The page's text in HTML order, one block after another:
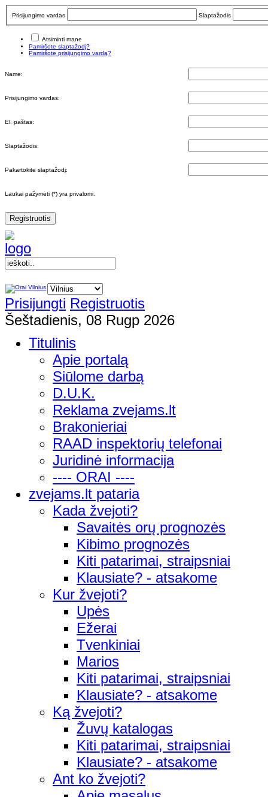
Prisijungimo vardas Slaptažodis
Atsiminti mane
Pamiršote slaptažodį?
Pamiršote prisijungimo vardą?
Name:
Prisijungimo vardas:
El. paštas:
Slaptažodis:
Pakartokite slaptažodį:
Laukai pažymėti (*) yra privalomi.
Registruotis
Prisijungti Registruotis
Šeštadienis, 08 Rugp 2026
Titulinis
Apie portalą
Siūlome darbą
D.U.K.
Reklama zvejams.lt
Brakonieriai
RAAD inspektorių telefonai
Juridinė informacija
---- ORAI ----
zvejams.lt pataria
Kada žvejoti?
Savaitės orų prognozės
Kibimo prognozės
Kiti patarimai, straipsniai
Klausiate? - atsakome
Kur žvejoti?
Upės
Ežerai
Tvenkiniai
Marios
Kiti patarimai, straipsniai
Klausiate? - atsakome
Ką žvejoti?
Žuvų katalogas
Kiti patarimai, straipsniai
Klausiate? - atsakome
Ant ko žvejoti?